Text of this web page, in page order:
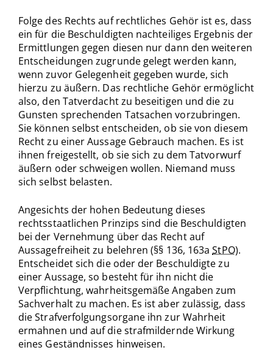
Folge des Rechts auf rechtliches Gehör ist es, dass
ein für die Beschuldigten nachteiliges Ergebnis der
Ermittlungen gegen diesen nur dann den weiteren
Entscheidungen zugrunde gelegt werden kann,
wenn zuvor Gelegenheit gegeben wurde, sich
hierzu zu äußern. Das rechtliche Gehör ermöglicht
also, den Tatverdacht zu beseitigen und die zu
Gunsten sprechenden Tatsachen vorzubringen.
Sie können selbst entscheiden, ob sie von diesem
Recht zu einer Aussage Gebrauch machen. Es ist
ihnen freigestellt, ob sie sich zu dem Tatvorwurf
äußern oder schweigen wollen. Niemand muss
sich selbst belasten.
Angesichts der hohen Bedeutung dieses
rechtsstaatlichen Prinzips sind die Beschuldigten
bei der Vernehmung über das Recht auf
Aussagefreiheit zu belehren (§§ 136, 163aStPO).
Entscheidet sich die oder der Beschuldigte zu
einer Aussage, so besteht für ihn nicht die
Verpflichtung, wahrheitsgemäße Angaben zum
Sachverhalt zu machen. Es ist aber zulässig, dass
die Strafverfolgungsorgane ihn zur Wahrheit
ermahnen und auf die strafmildernde Wirkung
eines Geständnisses hinweisen.